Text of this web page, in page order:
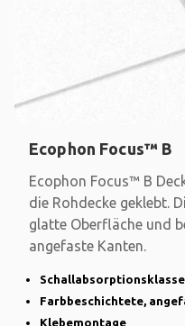
Ecophon Focus™ B
Ecophon Focus™ B
die Rohdecke geklebt.
glatte Oberfläche und
angefaste Kanten.
Schallabsorptionsklasse
Farbbeschichtete,
Klebemontage